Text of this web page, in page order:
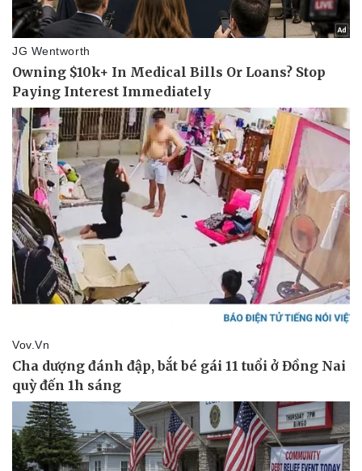
Pháp luật
Vụ án
Tin nóng
Quân sự - Quốc phòng
Vũ khí
Việt Nam
Phân tích